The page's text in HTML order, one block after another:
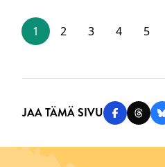
1 2 3 4 5
JAA TÄMÄ SIVU Jaa Jaa